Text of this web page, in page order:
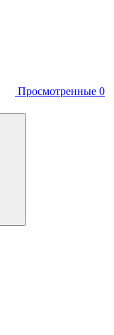
Просмотренные 0